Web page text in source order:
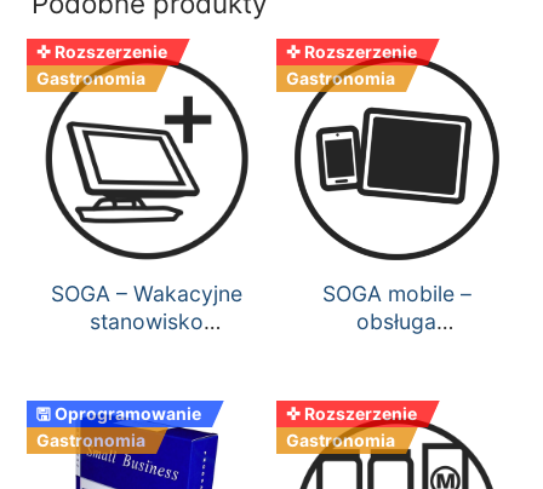
✜ Rozszerzenie
Gastronomia
SOGA – Wakacyjne
stanowisko
✜ Rozszerzenie
Gastronomia
SOGA mobile –
obsługa
🖫 Oprogramowanie
Gastronomia
✜ Rozszerzenie
Gastronomia